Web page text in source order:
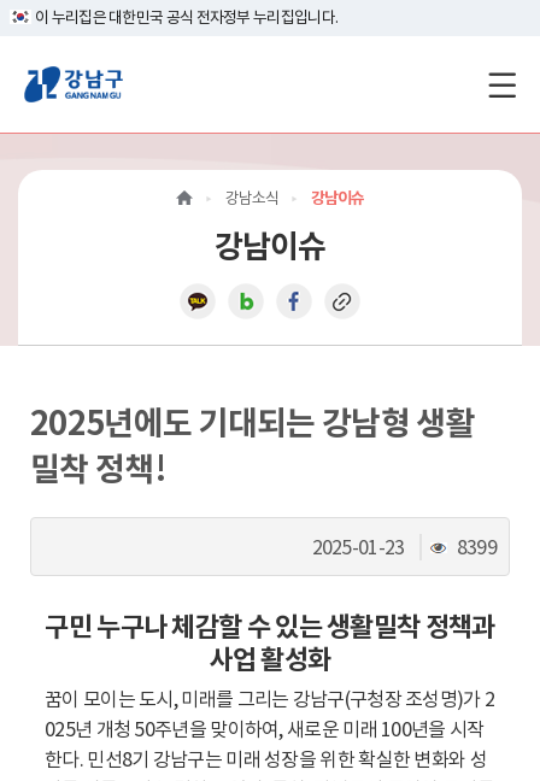
이 누리집은 대한민국 공식 전자정부 누리집입니다.
강
남
구
메
인
이
동
강남소식 강남이슈
강남이슈
2025년에도 기대되는 강남형 생활
밀착 정책!
2025-01-23
조
회
8399
구민 누구나 체감할 수 있는 생활밀착 정책과
사업 활성화
꿈이 모이는 도시, 미래를 그리는 강남구(구청장 조성명)가 2
025년 개청 50주년을 맞이하여, 새로운 미래 100년을 시작
한다. 민선8기 강남구는 미래 성장을 위한 확실한 변화와 성